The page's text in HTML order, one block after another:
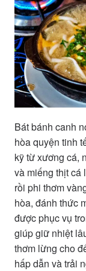
Bát bánh canh
hòa quyện tinh
kỹ từ xương cá,
và miếng thịt cá
rồi phi thơm
hòa, đánh thức
được phục vụ
giúp giữ nhiệt
thơm lừng cho
hấp dẫn và trải